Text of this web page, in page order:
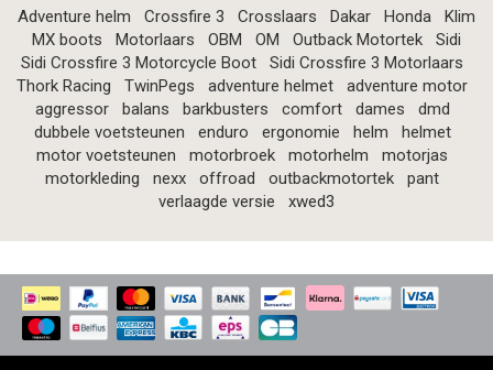
Adventure helm Crossfire 3 Crosslaars Dakar Honda
Klim
MX boots
Motorlaars OBM OM Outback Motortek
Sidi
Sidi Crossfire 3 Motorcycle Boot
Sidi Crossfire 3 Motorlaars
Thork Racing
TwinPegs adventure helmet
adventure motor
aggressor
balans barkbusters comfort dames
dmd
dubbele voetsteunen
enduro ergonomie helm
helmet
motor voetsteunen
motorbroek motorhelm
motorjas
motorkleding
nexx offroad outbackmotortek
pant
verlaagde versie
xwed3